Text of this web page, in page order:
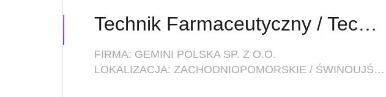
Technik Farmaceutyczny / Techniczka Farmaceutyczna
FIRMA: GEMINI POLSKA SP. Z O.O.
LOKALIZACJA: ZACHODNIOPOMORSKIE / ŚWINOUJŚCIE